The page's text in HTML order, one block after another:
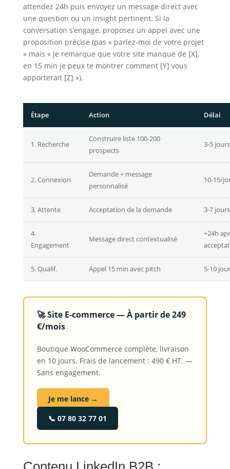
attendez 24h puis envoyez un message direct avec
une question ou un insight pertinent. Si la
conversation s’engage, proposez un appel avec une
proposition précise (pas « parlez-moi de votre projet
» mais « Je remarque que votre site manque de [X],
en 15 min je peux te montrer comment [Y] vous
apporterait [Z] »).
Étape Action Délai
1. Recherche
Construire liste 100-200
prospects
3-5 jours
2. Connexion
Demande + message
personnalisé
10-15/
3. Attente Acceptation de la demande 3-7 jours
4.
Engagement
Message direct contextualisé
+24h
5. Qualif. Appel 15 min avec pitch 5-10
🚀 Site E-commerce — À partir de 249
€/mois
Boutique WooCommerce complète, livraison
en 10 jours. Frais de lancement : 490 € HT. —
Sans engagement.
Je me lance →
📞 07 80 32 77 01